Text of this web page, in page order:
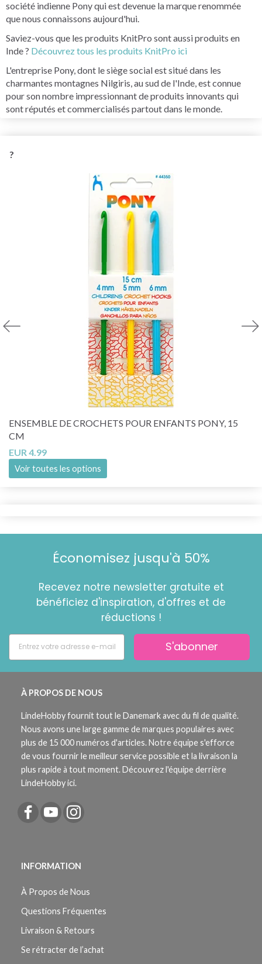
société indienne Pony qui est devenue la marque renommée
que nous connaissons aujourd'hui.
Saviez-vous que les produits KnitPro sont aussi produits en
Inde ? Découvrez tous les produits KnitPro ici
L'entreprise Pony, dont le siège social est situé dans les
charmantes montagnes Nilgiris, au sud de l'Inde, est connue
pour son nombre impressionnant de produits innovants qui
sont réputés et commercialisés partout dans le monde.
?
ENSEMBLE DE CROCHETS POUR ENFANTS PONY, 15
CM
EUR 4.99
Voir toutes les options
Économisez jusqu'à 50%
Recevez notre newsletter gratuite et
bénéficiez d'inspiration, d'offres et de
réductions !
S'abonner
À PROPOS DE NOUS
LindeHobby fournit tout le Danemark avec du fil de qualité.
Nous avons une large gamme de marques populaires avec
plus de 15 000 numéros d'articles. Notre équipe s'efforce
de vous fournir le meilleur service possible et la livraison la
plus rapide à tout moment. Découvrez l'équipe derrière
LindeHobby ici.
INFORMATION
À Propos de Nous
Questions Fréquentes
Livraison & Retours
Se rétracter de l’achat